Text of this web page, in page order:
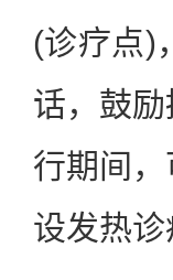
(诊疗点)
话，鼓
行期间
设发热